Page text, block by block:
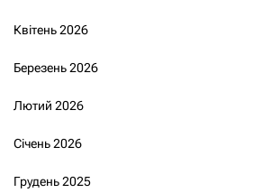
Квітень 2026
Березень 2026
Лютий 2026
Січень 2026
Грудень 2025